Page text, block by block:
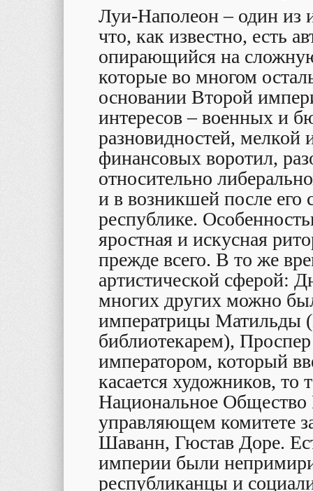
Луи-Наполеон – один из
что, как известно, есть
опирающийся на
которые во многом
основании Второй
интересов – военных и
разновидностей, мелкой
финансовых воротил,
относительно
и в возникшей после его
республике.
яростная и искусная
прежде всего. В то же
артистической сферой:
многих других можно
императрицы Матильды
библиотекарем),
императором, который
касается художников, то
Национальное
управляющем комитете
Шаванн, Гюстав Доре.
империи были
республиканцы и